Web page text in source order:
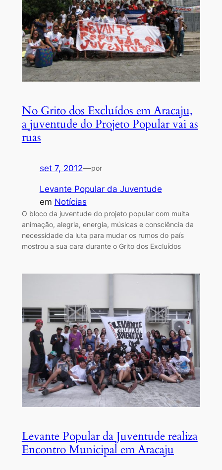
No Grito dos Excluídos em Aracaju,
a juventude do Projeto Popular vai as
ruas
set 7, 2012—por
Levante Popular da Juventude
em Notícias
O bloco da juventude do projeto popular com muita
animação, alegria, energia, músicas e consciência da
necessidade da luta para mudar os rumos do país
mostrou a sua cara durante o Grito dos Excluídos
Levante Popular da Juventude realiza
Encontro Municipal em Aracaju